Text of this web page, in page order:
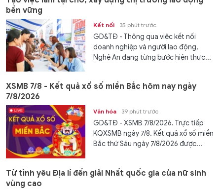
bền vững
Kết nối 35 phút trước
GD&TĐ - Thông qua việc kết nối
doanh nghiệp và người lao động,
Nghệ An đang từng bước hiện thực...
XSMB 7/8 - Kết quả xổ số miền Bắc hôm nay ngày
7/8/2026
Văn hóa 39 phút trước
GD&TĐ - XSMB 7/8/2026. Trực tiếp
KQXSMB ngày 7/8. Kết quả xổ số miền
Bắc thứ Sáu ngày 7/8/2026 được...
Từ tình yêu Địa lí đến giải Nhất quốc gia của nữ sinh
vùng cao